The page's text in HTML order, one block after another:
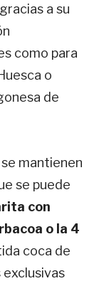
a su
como para
o
de
mantienen
se puede
con
o la 4
coca de
exclusivas